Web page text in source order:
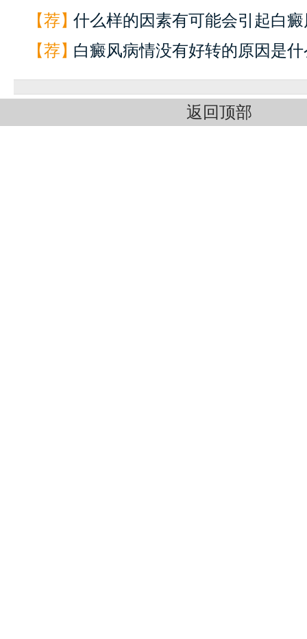
【荐】什么样的因素有可能会引起白癜
【荐】白癜风病情没有好转的原因是什
返回顶部